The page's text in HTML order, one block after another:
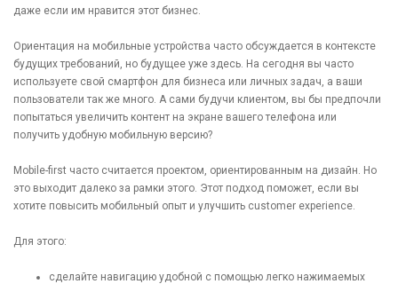
даже если им нравится этот бизнес.
Ориентация на мобильные устройства часто обсуждается в контексте
будущих требований, но будущее уже здесь. На сегодня вы часто
используете свой смартфон для бизнеса или личных задач, а ваши
пользователи так же много. А сами будучи клиентом, вы бы предпочли
попытаться увеличить контент на экране вашего телефона или
получить удобную мобильную версию?
Mobile-first часто считается проектом, ориентированным на дизайн. Но
это выходит далеко за рамки этого. Этот подход поможет, если вы
хотите повысить мобильный опыт и улучшить customer experience.
Для этого:
сделайте навигацию удобной с помощью легко нажимаемых